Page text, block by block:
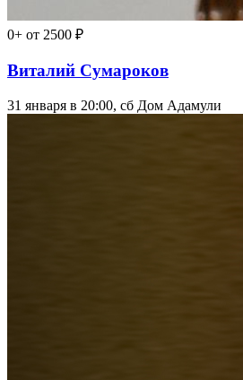
0+ от 2500 ₽
Виталий Сумароков
31 января в 20:00, сб Дом Адамули